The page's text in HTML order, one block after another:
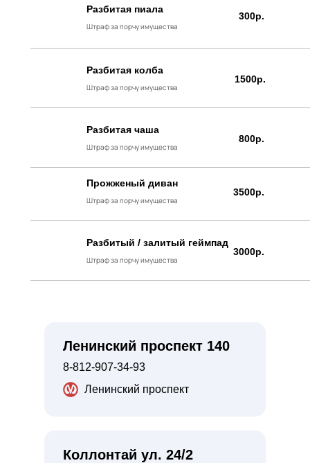
Штраф за порчу имущества
Разбитая колба
1500р.
Штраф за порчу имущества
Разбитая чаша
800р.
Штраф за порчу имущества
Прожженый диван
3500р.
Штраф за порчу имущества
Разбитый / залитый геймпад
3000р.
300р.
Разбитая пиала
Штраф за порчу имущества
Ленинский проспект 140
Коллонтай ул. 24/2
8-812-907-34-93
Ленинский проспект